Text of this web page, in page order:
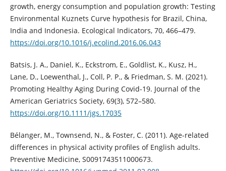
growth, energy consumption and population growth: Testing
Environmental Kuznets Curve hypothesis for Brazil, China,
India and Indonesia. Ecological Indicators, 70, 466–479.
https://doi.org/10.1016/j.ecolind.2016.06.043
Batsis, J. A., Daniel, K., Eckstrom, E., Goldlist, K., Kusz, H.,
Lane, D., Loewenthal, J., Coll, P. P., & Friedman, S. M. (2021).
Promoting Healthy Aging During Covid-19. Journal of the
American Geriatrics Society, 69(3), 572–580.
https://doi.org/10.1111/jgs.17035
Bélanger, M., Townsend, N., & Foster, C. (2011). Age-related
differences in physical activity profiles of English adults.
Preventive Medicine, S0091743511000673.